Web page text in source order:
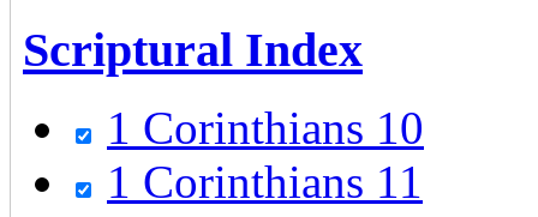
Scriptural Index
1 Corinthians 10
1 Corinthians 11